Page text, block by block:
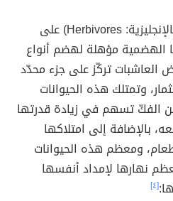
تتغذى الحيوانات العاشبة (بالإنجليزية: Herbivores) على
الهضمية مؤهلة لهضم أنواع
العاشبات تركّز على جزء محدّد
وتمتلك هذه الحيوانات
الفكّ تسهم في زيادة قدرتها
بالإضافة إلى امتلاكها
ومعظم هذه الحيوانات
نهارها لإمداد أنفسها
[٤]